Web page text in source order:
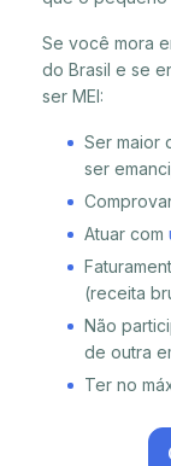
Se você mora
do Brasil e se
ser MEI:
Ser maior
ser
Atuar com
(receita
Não
de outra
Ter no